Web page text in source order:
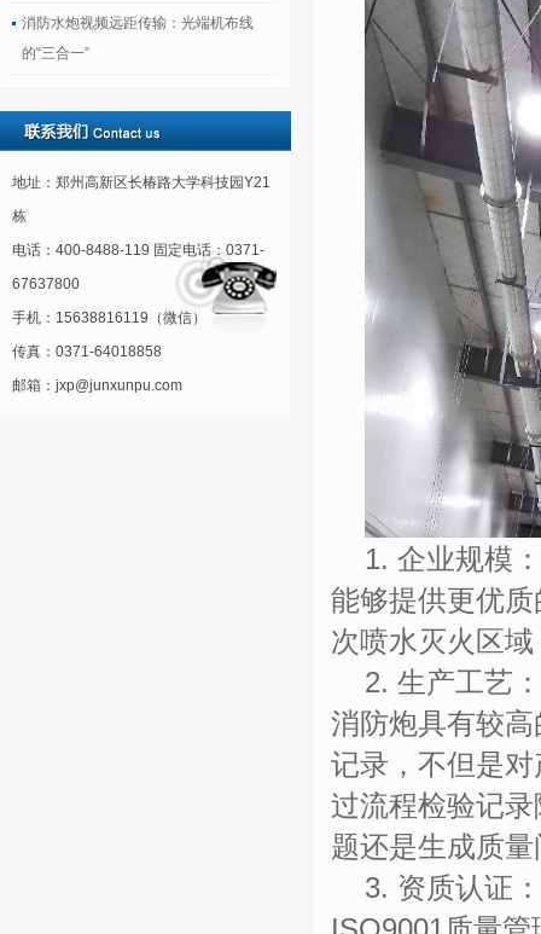
消防水炮视频远距传输：光端机布线
的“三合一”
地址：郑州高新区长椿路大学科技园Y21
栋
电话：400-8488-119 固定电话：0371-
67637800
手机：15638816119（微信）
传真：0371-64018858
邮箱：jxp@junxunpu.com
1. 企业规模
能够提供更优
次喷水灭火区
2. 生产工艺
消防炮具有较
记录，不但是
过流程检验记
题还是生成质
3. 资质认证